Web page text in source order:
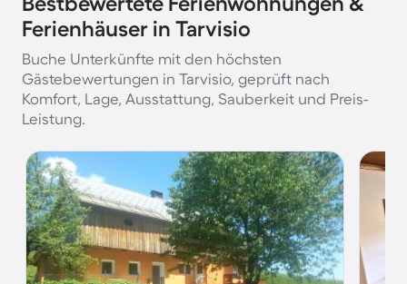
Ferienhäuser in Tarvisio
Buche Unterkünfte mit den höchsten
Gästebewertungen in Tarvisio, geprüft nach
Komfort, Lage, Ausstattung, Sauberkeit und Preis-
Leistung.